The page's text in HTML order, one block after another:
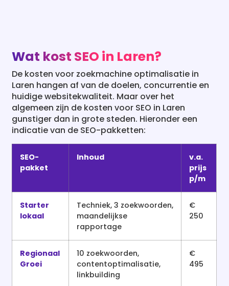
Wat kost SEO in Laren?
De kosten voor zoekmachine optimalisatie in
Laren hangen af van de doelen, concurrentie en
huidige websitekwaliteit. Maar over het
algemeen zijn de kosten voor SEO in Laren
gunstiger dan in grote steden. Hieronder een
indicatie van de SEO-pakketten:
SEO-
pakket
Inhoud
v.a.
prijs
p/m
Starter
lokaal
Techniek, 3 zoekwoorden,
maandelijkse
rapportage
€
250
Regionaal
Groei
10 zoekwoorden,
contentoptimalisatie,
linkbuilding
€
495